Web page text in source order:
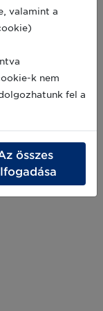
ellátási
mely a
az Európai
valamint a
k nem
fel a
összes